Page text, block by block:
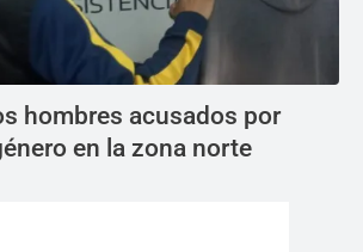
hombres acusados por
en la zona norte